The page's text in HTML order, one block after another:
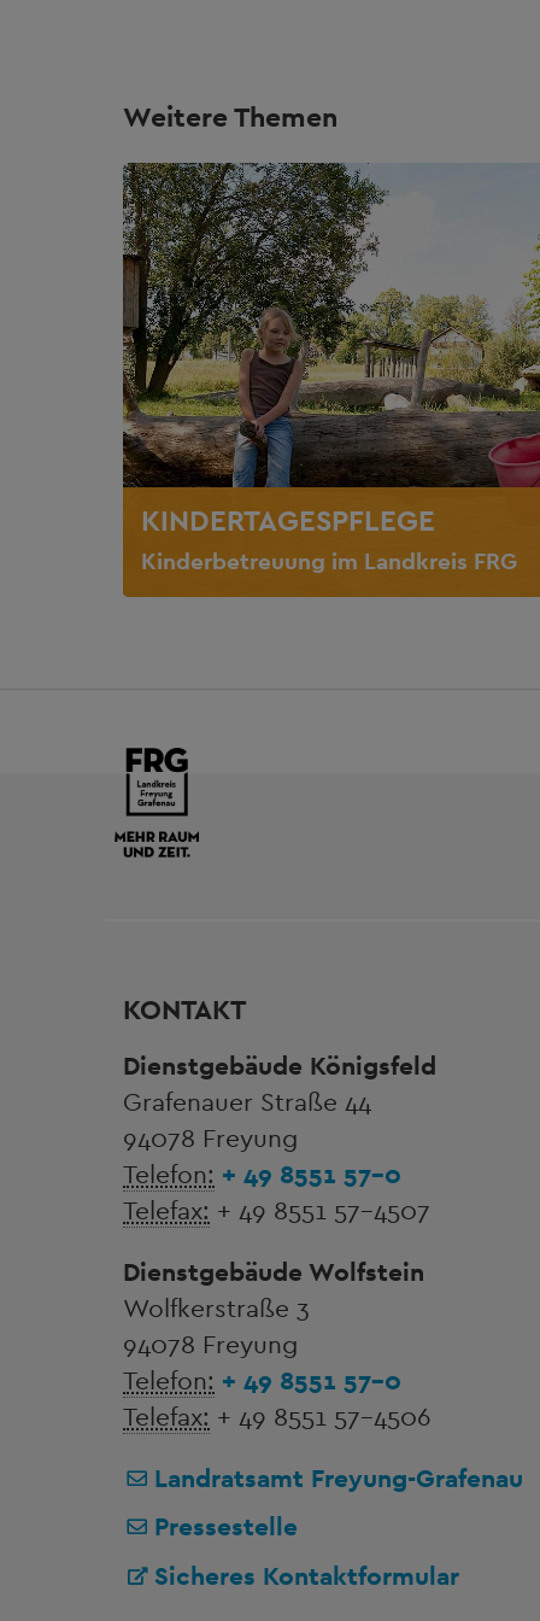
Weitere Themen
KINDERTAGESPFLEGE
Kinderbetreuung im Landkreis FRG
KONTAKT
Dienstgebäude Königsfeld
Grafenauer Straße 44
94078 Freyung
Telefon: + 49 8551 57-0
Telefax: + 49 8551 57-4507
Dienstgebäude Wolfstein
Wolfkerstraße 3
94078 Freyung
Telefon: + 49 8551 57-0
Telefax: + 49 8551 57-4506
Landratsamt Freyung-Grafenau
Pressestelle
Sicheres Kontaktformular